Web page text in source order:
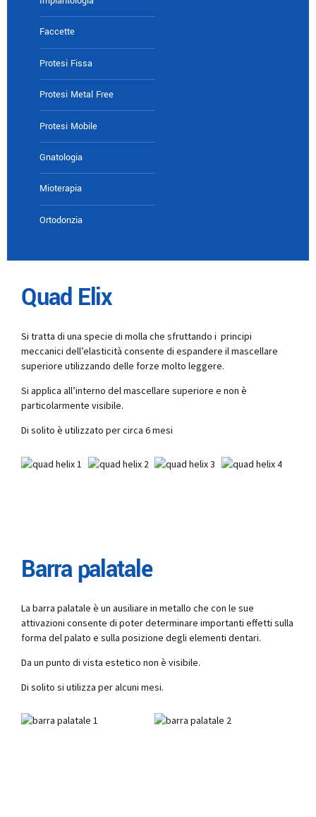
Faccette
Protesi Fissa
Protesi Metal Free
Protesi Mobile
Gnatologia
Mioterapia
Ortodonzia
Quad Elix
Si tratta di una specie di molla che sfruttando i principi
meccanici dell’elasticità consente di espandere il mascellare
superiore utilizzando delle forze molto leggere.
Si applica all’interno del mascellare superiore e non è
particolarmente visibile.
Di solito è utilizzato per circa 6 mesi
Barra palatale
La barra palatale è un ausiliare in metallo che con le sue
attivazioni consente di poter determinare importanti effetti sulla
forma del palato e sulla posizione degli elementi dentari.
Da un punto di vista estetico non è visibile.
Di solito si utilizza per alcuni mesi.